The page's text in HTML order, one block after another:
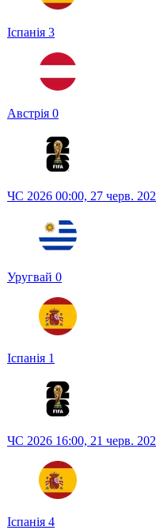
Іспанія 3
Австрія 0
ЧС 2026 00:00, 27 черв.
Уругвай 0
Іспанія 1
ЧС 2026 16:00, 21 черв.
Іспанія 4